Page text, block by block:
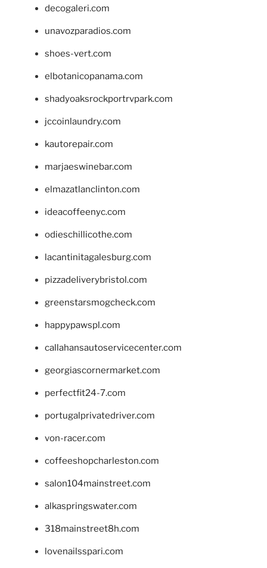
decogaleri.com
unavozparadios.com
shoes-vert.com
elbotanicopanama.com
shadyoaksrockportrvpark.com
jccoinlaundry.com
kautorepair.com
marjaeswinebar.com
elmazatlanclinton.com
ideacoffeenyc.com
odieschillicothe.com
lacantinitagalesburg.com
pizzadeliverybristol.com
greenstarsmogcheck.com
happypawspl.com
callahansautoservicecenter.com
georgiascornermarket.com
perfectfit24-7.com
portugalprivatedriver.com
von-racer.com
coffeeshopcharleston.com
salon104mainstreet.com
alkaspringswater.com
318mainstreet8h.com
lovenailsspari.com